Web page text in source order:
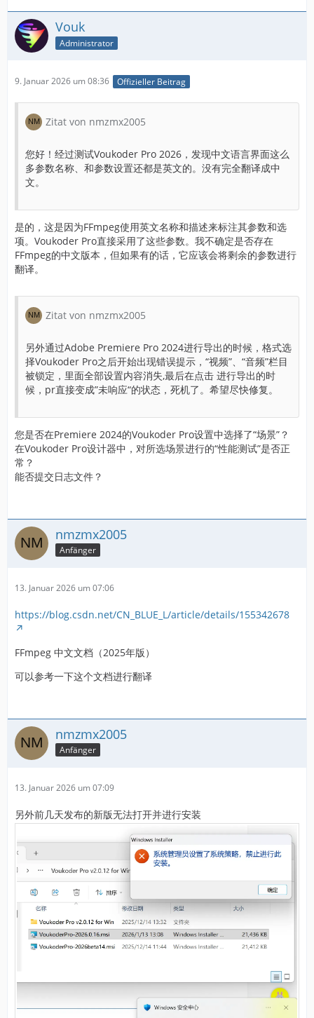
Vouk
Administrator
9. Januar 2026 um 08:36 Offizieller Beitrag
Zitat von nmzmx2005
您好！经过测试Voukoder Pro 2026，发现中文语言界面这么
多参数名称、和参数设置还都是英文的。没有完全翻译成中
文。
是的，这是因为FFmpeg使用英文名称和描述来标注其参数和选
项。Voukoder Pro直接采用了这些参数。我不确定是否存在
FFmpeg的中文版本，但如果有的话，它应该会将剩余的参数进行
翻译。
Zitat von nmzmx2005
另外通过Adobe Premiere Pro 2024进行导出的时候，格式选
择Voukoder Pro之后开始出现错误提示，“视频”、“音频”栏目
被锁定，里面全部设置内容消失,最后在点击 进行导出的时
候，pr直接变成”未响应“的状态，死机了。希望尽快修复。
您是否在Premiere 2024的Voukoder Pro设置中选择了“场景”？
在Voukoder Pro设计器中，对所选场景进行的“性能测试”是否正
常？
能否提交日志文件？
nmzmx2005
Anfänger
13. Januar 2026 um 07:06
https://blog.csdn.net/CN_BLUE_L/article/details/155342678
FFmpeg 中文文档（2025年版）
可以参考一下这个文档进行翻译
nmzmx2005
Anfänger
13. Januar 2026 um 07:09
另外前几天发布的新版无法打开并进行安装